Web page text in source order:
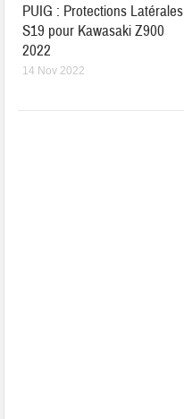
PUIG : Protections Latérales
S19 pour Kawasaki Z900
2022
14 Nov 2022